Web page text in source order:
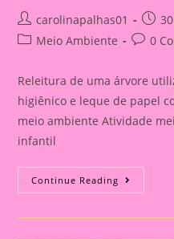
Post
author:
carolinapalhas01
Post
PostMeio Ambiente
Post0
Releitura de uma árvore
higiênico e leque de papel
meio ambiente Atividade
infantil
Continue Reading Releitura
De
Árvore